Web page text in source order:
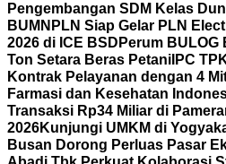
Pengembangan SDM Kelas
BUMN PLN Siap Gelar PLN
2026 di ICE BSD Perum BULOG
Ton Setara Beras Petani IPC
Kontrak Pelayanan dengan 4
Farmasi dan Kesehatan
Transaksi Rp34 Miliar di
2026Kunjungi UMKM di
Busan Dorong Perluas Pasar